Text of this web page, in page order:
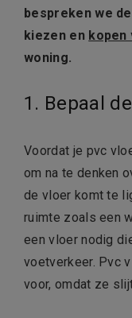
bespreken we
kiezen en kopen
woning.
1. Bepaal
Voordat je pvc
om na te denken
de vloer komt te
ruimte zoals een
een vloer nodig
voetverkeer. Pvc
voor, omdat ze